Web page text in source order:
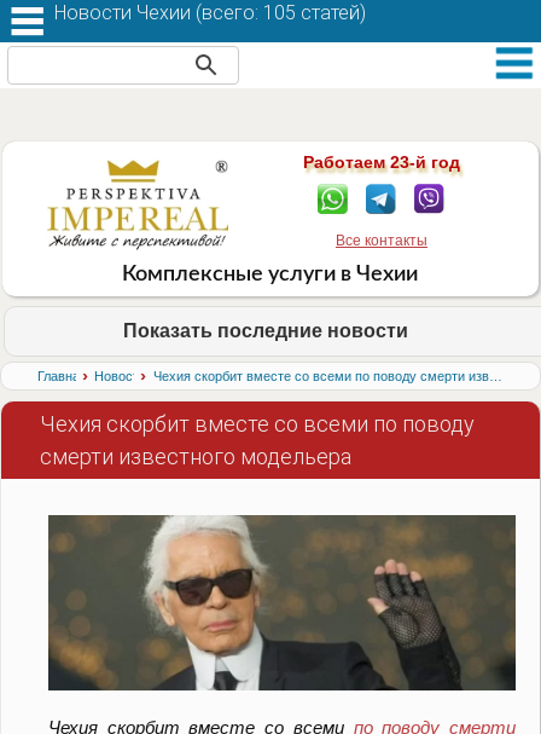
Работаем 23-й год
Все контакты
Комплексные услуги в Чехии
Показать последние новости
Главная› Новости
› Чехия скорбит вместе со всеми по поводу смерти известного модельера
Чехия скорбит вместе со всеми по поводу
смерти известного модельера
Чехия скорбит вместе со всеми по поводу смерти
Новости Чехии (всего: 105 статей)